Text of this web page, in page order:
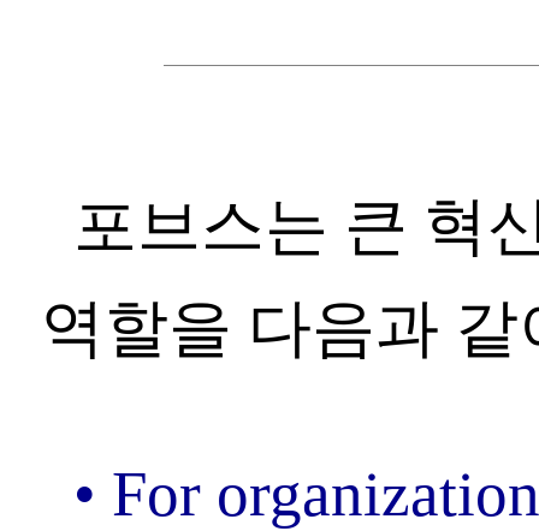
포브스는 큰 혁
역할을 다음과
• For